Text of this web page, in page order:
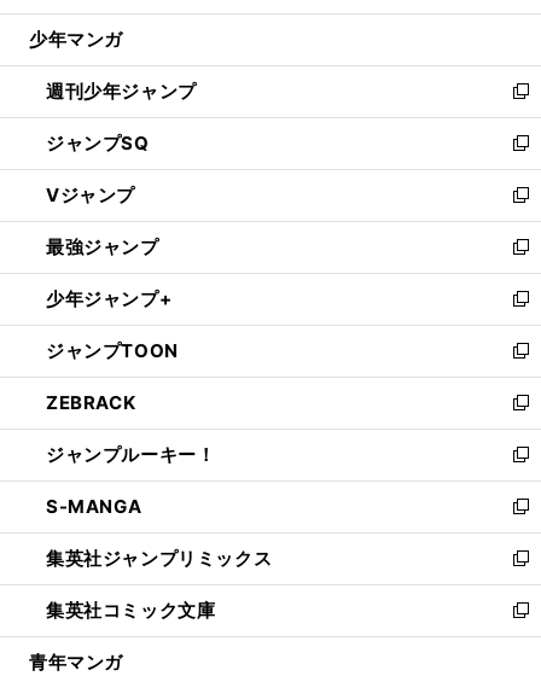
ウ
開
く
少年マンガ
週刊少年ジャンプ
新
し
い
ウ
ィ
ン
ド
ウ
で
開
く
ジャンプSQ
新
し
い
ウ
ィ
ン
ド
ウ
で
開
く
Vジャンプ
新
し
い
ウ
ィ
ン
ド
ウ
で
開
く
最強ジャンプ
新
し
い
ウ
ィ
ン
ド
ウ
で
開
く
少年ジャンプ+
新
し
い
ウ
ィ
ン
ド
ウ
で
開
く
ジャンプTOON
新
し
い
ウ
ィ
ン
ド
ウ
で
開
く
ZEBRACK
新
し
い
ウ
ィ
ン
ド
ウ
で
開
ジャンプルーキー！
新
し
い
ウ
ィ
ン
ド
ウ
S-MANGA
新
し
い
ウ
ィ
ン
集英社ジャンプリミックス
新
し
い
ウ
集英社コミック文庫
新
し
青年マンガ